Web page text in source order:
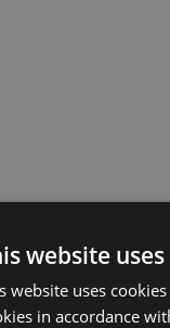
website
website uses
in accordance